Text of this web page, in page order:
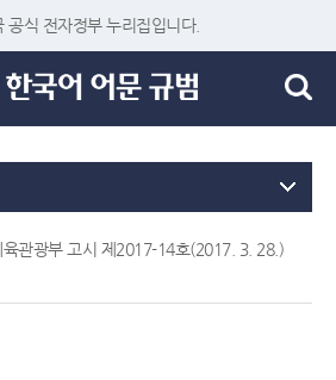
공식 전자정부 누리집입니다.
관광부 고시 제2017-14호(2017. 3. 28.)